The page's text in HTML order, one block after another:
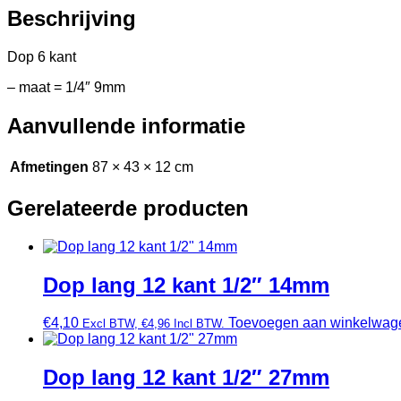
Beschrijving
Dop 6 kant
– maat = 1/4″ 9mm
Aanvullende informatie
Afmetingen 87 × 43 × 12 cm
Gerelateerde producten
Dop lang 12 kant 1/2″ 14mm
€4,10 Excl BTW, €4,96 Incl BTW. Toevoegen aan
Dop lang 12 kant 1/2″ 27mm